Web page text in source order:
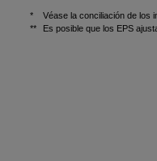
*
Véase la conciliación de los
**
Es posible que los EPS